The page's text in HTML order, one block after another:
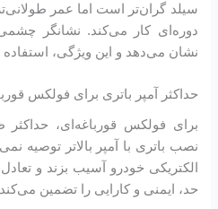
سیلد گران‌تر است اما عمر
دوره‌ای کار می‌کند. نشانگر
نشان می‌دهد و این ویژگی، استفاده
حداکثر آمپر باتری برای فولکس
نصب باتری با آمپر بالاتر توصیه
الکتریکی خودرو آسیب بزند و
حد، ایمنی و کارایی را تضمین